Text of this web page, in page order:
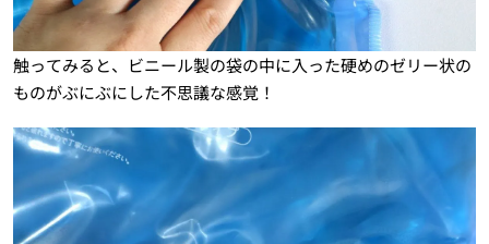
触ってみると、ビニール製の袋の中に入った硬めのゼリー状の
ものがぶにぶにした不思議な感覚！